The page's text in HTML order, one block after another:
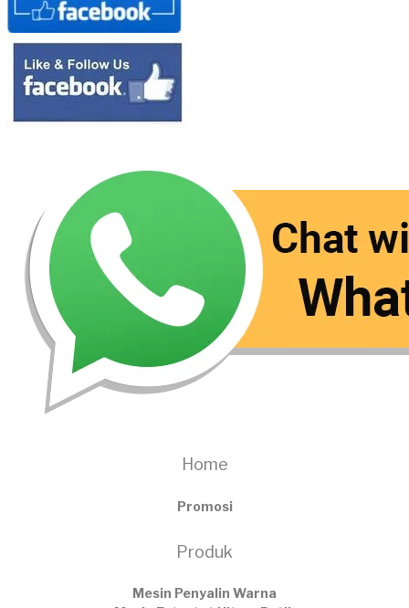
Home
Promosi
Produk
Mesin Penyalin Warna